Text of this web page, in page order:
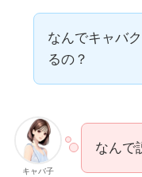
なんでキャバ
るの？
キャバ子
なんで